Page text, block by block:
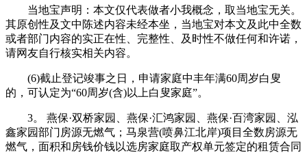
当地宝声明：本文仅代表做者小我概念，取当地宝无关。
其原创性及文中陈述内容未经本坐，当地宝对本文及此中全数
或者部门内容的实正在性、完整性、及时性不做任何和许诺，
请网友自行核实相关内容。
(6)截止登记竣事之日，申请家庭中丰年满60周岁白叟
的，可认定为“60周岁(含)以上白叟家庭”。
3。 燕保·双桥家园、燕保·汇鸿家园、燕保·百湾家园、泓
鑫家园部门房源无燃气；马泉营(喷鼻江北岸)项目全数房源无
燃气，面积和房钱价钱以选房家庭取产权单元签定的租赁合同